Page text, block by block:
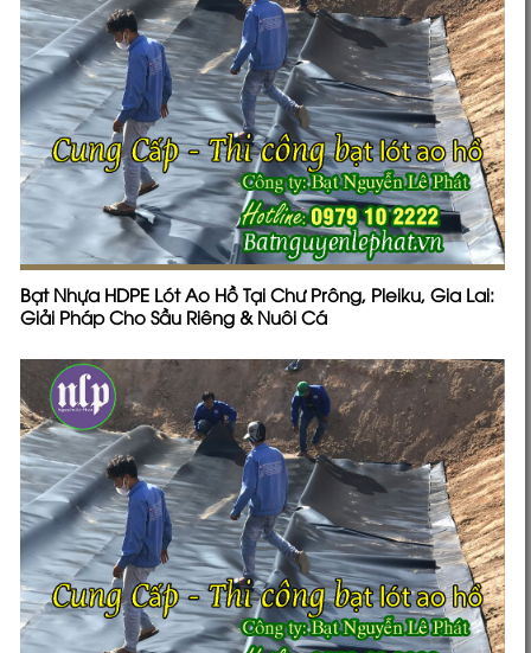
Bạt Nhựa HDPE Lót Ao Hồ Tại Chư Prông, Pleiku, Gia Lai:
Giải Pháp Cho Sầu Riêng & Nuôi Cá